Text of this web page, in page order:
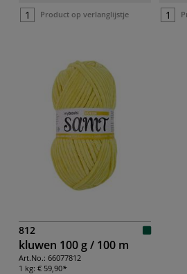
Product op verlanglijstje
812
kluwen 100 g / 100 m
Art.No.: 66077812
1 kg: € 59,90